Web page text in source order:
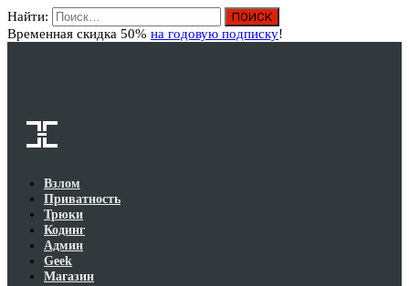
Найти:
Временная скидка 50% на годовую подписку!
Взлом
Приватность
Трюки
Кодинг
Админ
Geek
Магазин